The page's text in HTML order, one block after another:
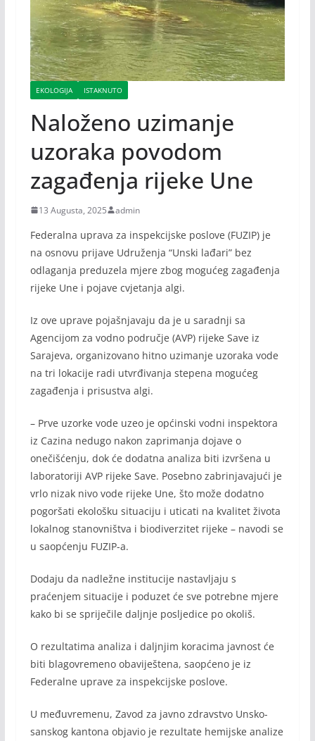
EKOLOGIJA ISTAKNUTO
Naloženo uzimanje
uzoraka povodom
zagađenja rijeke Une
13 Augusta, 2025 admin
Federalna uprava za inspekcijske poslove (FUZIP) je
na osnovu prijave Udruženja “Unski lađari” bez
odlaganja preduzela mjere zbog mogućeg zagađenja
rijeke Une i pojave cvjetanja algi.
Iz ove uprave pojašnjavaju da je u saradnji sa
Agencijom za vodno područje (AVP) rijeke Save iz
Sarajeva, organizovano hitno uzimanje uzoraka vode
na tri lokacije radi utvrđivanja stepena mogućeg
zagađenja i prisustva algi.
– Prve uzorke vode uzeo je općinski vodni inspektora
iz Cazina nedugo nakon zaprimanja dojave o
onečišćenju, dok će dodatna analiza biti izvršena u
laboratoriji AVP rijeke Save. Posebno zabrinjavajući je
vrlo nizak nivo vode rijeke Une, što može dodatno
pogoršati ekološku situaciju i uticati na kvalitet života
lokalnog stanovništva i biodiverzitet rijeke – navodi se
u saopćenju FUZIP-a.
Dodaju da nadležne institucije nastavljaju s
praćenjem situacije i poduzet će sve potrebne mjere
kako bi se spriječile daljnje posljedice po okoliš.
O rezultatima analiza i daljnjim koracima javnost će
biti blagovremeno obaviještena, saopćeno je iz
Federalne uprave za inspekcijske poslove.
U međuvremenu, Zavod za javno zdravstvo Unsko-
sanskog kantona objavio je rezultate hemijske analize